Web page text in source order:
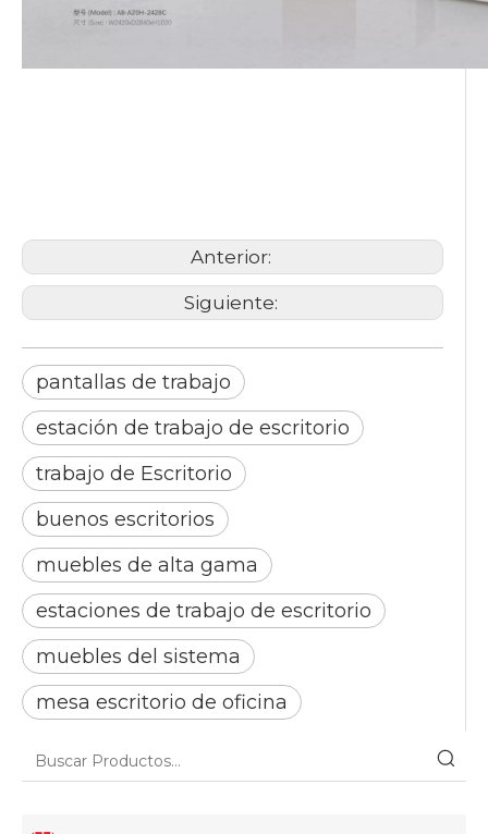
Anterior:
Siguiente:
pantallas de trabajo
estación de trabajo de escritorio
trabajo de Escritorio
buenos escritorios
muebles de alta gama
estaciones de trabajo de escritorio
muebles del sistema
mesa escritorio de oficina